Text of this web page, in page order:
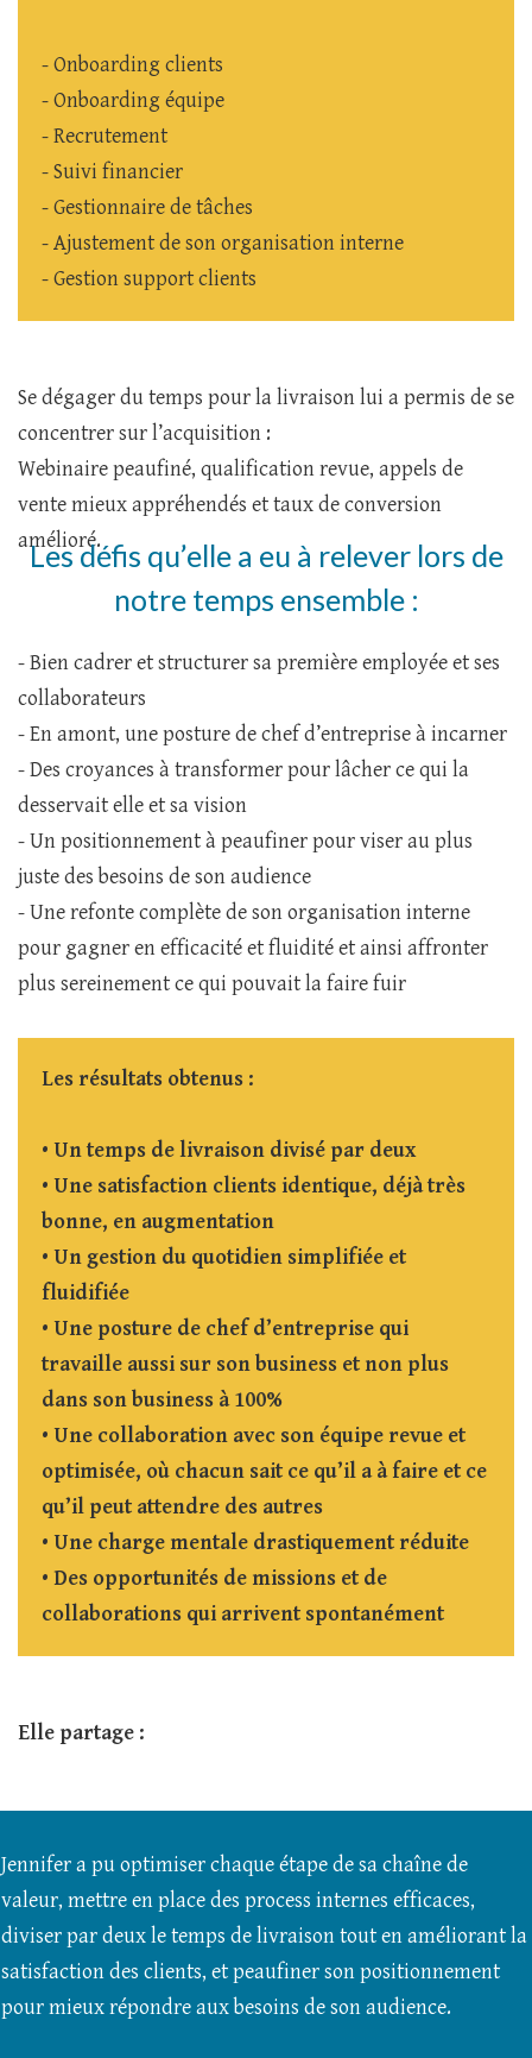
- Onboarding clients
- Onboarding équipe
- Recrutement
- Suivi financier
- Gestionnaire de tâches
- Ajustement de son organisation interne
- Gestion support clients
Se dégager du temps pour la livraison lui a permis de se
concentrer sur l’acquisition :
Webinaire peaufiné, qualification revue, appels de
vente mieux appréhendés et taux de conversion
amélioré.
Les défis qu’elle a eu à relever lors de
notre temps ensemble :
- Bien cadrer et structurer sa première employée et ses
collaborateurs
- En amont, une posture de chef d’entreprise à incarner
- Des croyances à transformer pour lâcher ce qui la
desservait elle et sa vision
- Un positionnement à peaufiner pour viser au plus
juste des besoins de son audience
- Une refonte complète de son organisation interne
pour gagner en efficacité et fluidité et ainsi affronter
plus sereinement ce qui pouvait la faire fuir
Les résultats obtenus :
• Un temps de livraison divisé par deux
• Une satisfaction clients identique, déjà très
bonne, en augmentation
• Un gestion du quotidien simplifiée et
fluidifiée
• Une posture de chef d’entreprise qui
travaille aussi sur son business et non plus
dans son business à 100%
• Une collaboration avec son équipe revue et
optimisée, où chacun sait ce qu’il a à faire et ce
qu’il peut attendre des autres
• Une charge mentale drastiquement réduite
• Des opportunités de missions et de
collaborations qui arrivent spontanément
Elle partage :
Jennifer a pu optimiser chaque étape de sa chaîne de
valeur, mettre en place des process internes efficaces,
diviser par deux le temps de livraison tout en améliorant la
satisfaction des clients, et peaufiner son positionnement
pour mieux répondre aux besoins de son audience.